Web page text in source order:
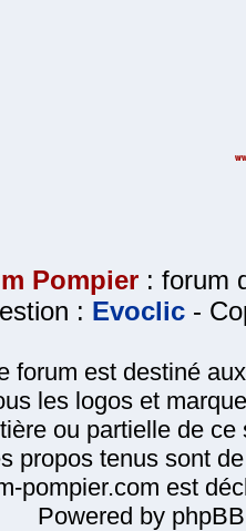
Pompier : forum
: Evoclic -
forum est destiné
les logos et
ou partielle de
propos tenus sont
pompier.com est
Powered by